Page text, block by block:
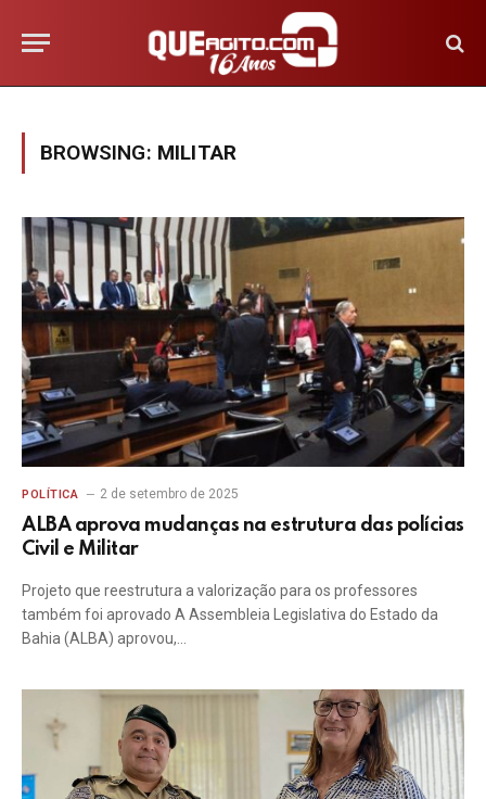
BROWSING: MILITAR
POLÍTICA 2 de setembro de 2025
ALBA aprova mudanças na estrutura das polícias
Civil e Militar
Projeto que reestrutura a valorização para os professores
também foi aprovado A Assembleia Legislativa do Estado da
Bahia (ALBA) aprovou,…